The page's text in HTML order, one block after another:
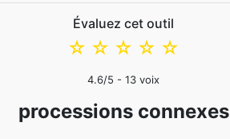
Évaluez cet outil
☆
☆
☆
☆
☆
4.6/5 - 13 voix
processions connexes